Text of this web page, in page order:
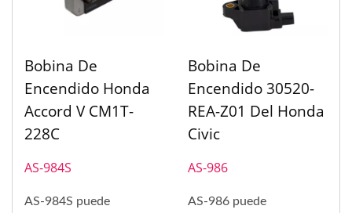
Bobina De
Encendido Honda
Accord V CM1T-
228C
AS-984S
AS-984S puede
Bobina De
Encendido 30520-
REA-Z01 Del Honda
Civic
AS-986
AS-986 puede